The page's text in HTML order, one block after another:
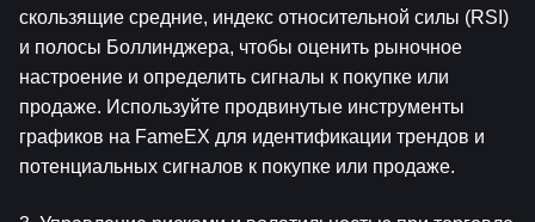
скользящие средние, индекс относительной силы (RSI)
и полосы Боллинджера, чтобы оценить рыночное
настроение и определить сигналы к покупке или
продаже. Используйте продвинутые инструменты
графиков на FameEX для идентификации трендов и
потенциальных сигналов к покупке или продаже.